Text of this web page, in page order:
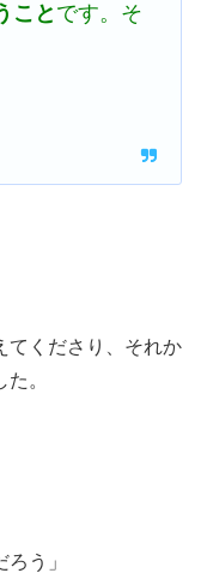
ことです。そ
てくださり、それか
。
う」